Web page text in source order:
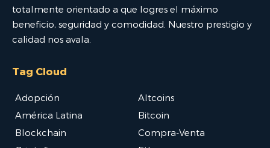
totalmente orientado a que logres el máximo
beneficio, seguridad y comodidad. Nuestro prestigio y
calidad nos avala.
Tag Cloud
Adopción
Altcoins
América Latina
Bitcoin
Blockchain
Compra-Venta